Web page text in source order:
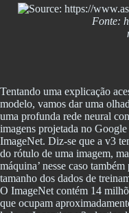
Fonte:
Tentando uma explicação
modelo, vamos dar uma
uma profunda rede neural
imagens projetada no
ImageNet. Diz-se que a v3
do rótulo de uma imagem,
máquina’ nesse caso
tamanho dos dados de
O ImageNet contém 14
que ocupam